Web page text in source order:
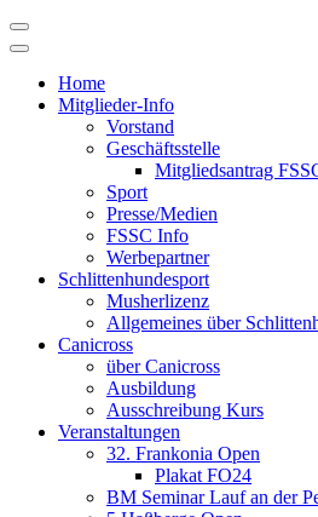
Skip
to
Home
Mitglieder-Info
Vorstand
Geschäftsstelle
Mitgliedsantrag
Sport
Presse/Medien
FSSC Info
Werbepartner
Schlittenhundesport
Musherlizenz
Allgemeines über
Canicross
über Canicross
Ausbildung
Ausschreibung Kurs
Veranstaltungen
32. Frankonia Open
Plakat FO24
BM Seminar Lauf an der